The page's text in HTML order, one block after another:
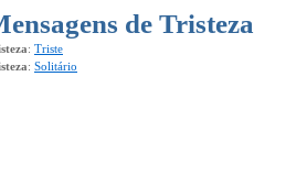
de Tristeza
: Triste
: Solitário